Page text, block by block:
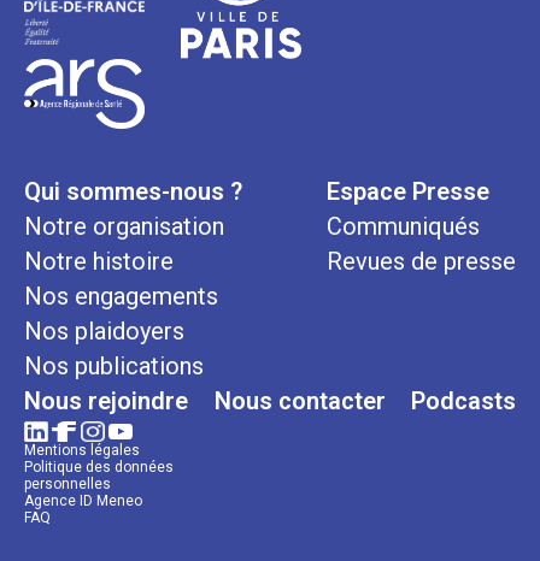
Qui sommes-nous ?
Notre organisation
Notre histoire
Nos engagements
Nos plaidoyers
Nos publications
Espace Presse
Communiqués
Revues de presse
Nous rejoindre Nous contacter Podcasts
Mentions légales
Politique des données
personnelles
Agence ID Meneo
FAQ